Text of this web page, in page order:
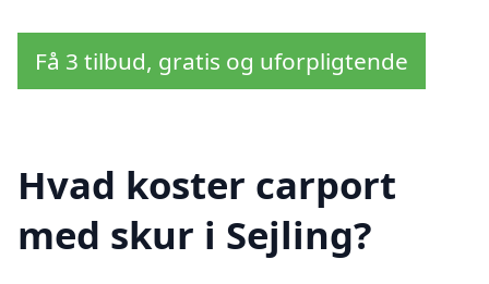
Få 3 tilbud, gratis og uforpligtende
Hvad koster carport
med skur i Sejling?